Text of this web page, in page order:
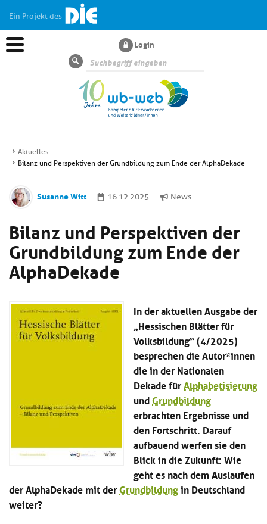
Ein Projekt des
Aktuelles
Wissen
Podcast
Community
EULE Lernbereich
Über uns
Login
Suche
Aktuelles
Bilanz und Perspektiven der Grundbildung zum Ende der AlphaDekade
Susanne Witt 16.12.2025 News
Bilanz und Perspektiven der
Grundbildung zum Ende der
AlphaDekade
In der aktuellen Ausgabe der
„Hessischen Blätter für
Volksbildung“ (4/2025)
besprechen die Autor*innen
die in der Nationalen
Dekade fürAlphabetisierung
undGrundbildung
erbrachten Ergebnisse und
den Fortschritt. Darauf
aufbauend werfen sie den
Blick in die Zukunft: Wie
geht es nach dem Auslaufen
der AlphaDekade mit derGrundbildungin Deutschland
weiter?